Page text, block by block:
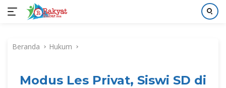
kontenBeranda Hukum
Modus Les Privat, Siswi SD di